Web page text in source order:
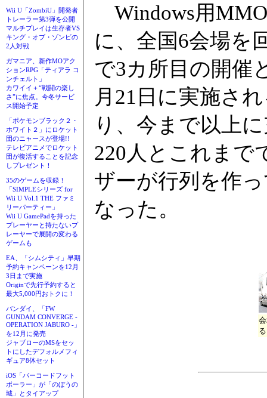
Wii U「ZombiU」開発者
トレーラー第3弾を公開
マルチプレイは生存者VS
キング・オブ・ゾンビの
2人対戦
ガマニア、新作MOアク
ションRPG「ティアラ コ
ンチェルト」
カワイイ＋“戦闘の楽し
さ”に焦点。今冬サービ
ス開始予定
「ポケモンブラック２・
ホワイト２」にロケット
団のニャースが登場!!
テレビアニメでロケット
団が復活することを記念
しプレゼント！
35のゲームを収録！
「SIMPLEシリーズ for
Wii U Vol.1 THE ファミ
リーパーティー」
Wii U GamePadを持った
プレーヤーと持たないプ
レーヤーで展開の変わる
ゲームも
EA、「シムシティ」早期
予約キャンペーンを12月
3日まで実施
Originで先行予約すると
最大5,000円おトクに！
バンダイ、「FW
GUNDAM CONVERGE -
OPERATION JABURO -」
を12月に発売
ジャブローのMSをセッ
トにしたデフォルメフィ
ギュア8体セット
iOS「バーコードフット
ボーラー」が「のぼうの
城」とタイアップ
Windows用
に、全国6会場を
で3カ所目の開催
月21日に実施さ
り、今まで以上
220人とこれまで
ザーが行列を作
なった。